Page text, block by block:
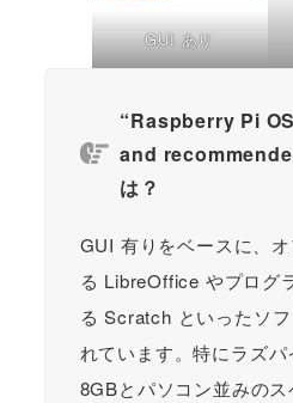
GUI あり
“Raspberry Pi
and
は？
GUI 有りをベースに、
る LibreOffice やプログ
る Scratch といったソ
れています。特にラズ
8GBとパソコン並みの